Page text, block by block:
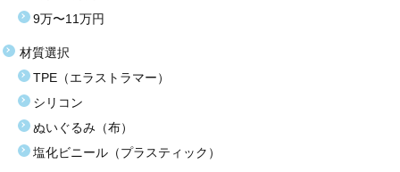
9万〜11万円
材質選択
TPE（エラストラマー）
シリコン
ぬいぐるみ（布）
塩化ビニール（プラスティック）